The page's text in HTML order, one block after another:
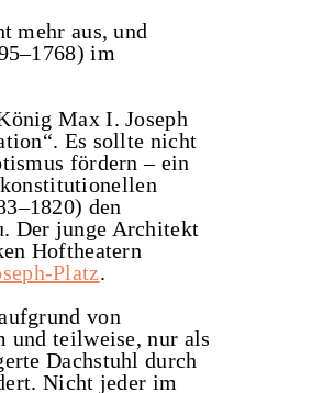
mehr aus, und
im
Max I. Joseph
Es sollte nicht
fördern – ein
den
Der junge Architekt
Hoftheatern
Platz.
von
und teilweise, nur als
Dachstuhl durch
Nicht jeder im